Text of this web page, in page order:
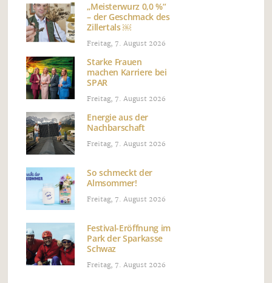
„Meisterwurz 0,0 %“
– der Geschmack des
Zillertals ￼
Freitag, 7. August 2026
Starke Frauen
machen Karriere bei
SPAR
Freitag, 7. August 2026
Energie aus der
Nachbarschaft
Freitag, 7. August 2026
So schmeckt der
Almsommer!
Freitag, 7. August 2026
Festival-Eröffnung im
Park der Sparkasse
Schwaz
Freitag, 7. August 2026